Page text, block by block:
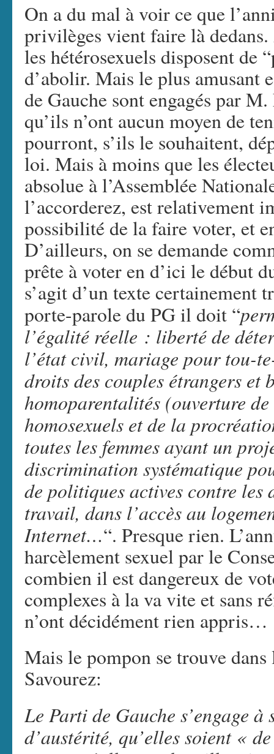
On a du mal à voir ce que
privilèges vient faire là dedans.
les hétérosexuels disposent de
d’abolir. Mais le plus amusant
de Gauche sont engagés par
qu’ils n’ont aucun moyen de
pourront, s’ils le souhaitent,
loi. Mais à moins que les
absolue à l’Assemblée
l’accorderez, est relativement
possibilité de la faire voter, et
D’ailleurs, on se demande
prête à voter en d’ici le début
s’agit d’un texte certainement
porte-parole du PG il doit “
l’égalité réelle : liberté de
l’état civil, mariage pour tou-
droits des couples étrangers et
homoparentalités (ouverture
homosexuels et de la
toutes les femmes ayant un
discrimination systématique
de politiques actives contre
travail, dans l’accès au
Internet…“. Presque rien.
harcèlement sexuel par le
combien il est dangereux de
complexes à la va vite et sans
n’ont décidément rien appris…
Mais le pompon se trouve
Savourez:
Le Parti de Gauche s’engage
d’austérité, qu’elles soient «